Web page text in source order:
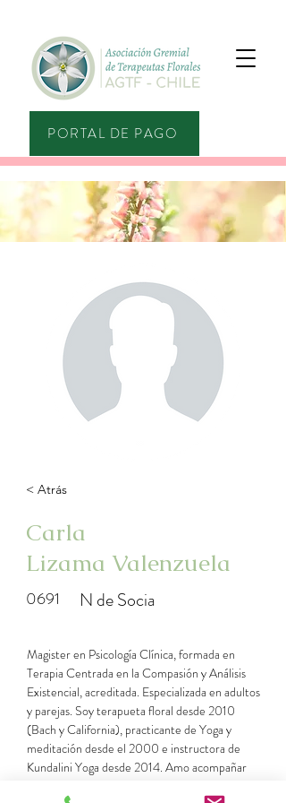
PORTAL DE PAGO
< Atrás
Carla
Lizama Valenzuela
0691 N de Socia
Magister en Psicología Clínica, formada en
Terapia Centrada en la Compasión y Análisis
Existencial, acreditada. Especializada en adultos
y parejas. Soy terapueta floral desde 2010
(Bach y California), practicante de Yoga y
meditación desde el 2000 e instructora de
Kundalini Yoga desde 2014. Amo acompañar